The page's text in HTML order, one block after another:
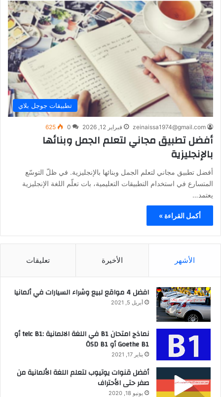
تطبيقات جوجل بلاي
zeinaissa1974@gmail.com فبراير 12, 2026 0
625
أفضل تطبيق مجاني لتعلم الجمل وبنائها
بالإنجليزية
أفضل تطبيق مجاني لتعلم الجمل وبنائها بالإنجليزية. في ظلّ التوسّع
المتسارع في استخدام التطبيقات التعليمية، بات تعلّم اللغة الإنجليزية
يعتمد…
أكمل القراءة »
الأشهر الأخيرة تعليقات
افضل 4 مواقع لبيع وشراء السيارات في ألمانيا
أبريل 5, 2021
نماذج امتحان B1 في اللغة الالمانية :telc B1 أو
Goethe B1 أو ÖSD B1
يناير 17, 2021
أفضل قنوات يوتيوب لتعلم اللغة الألمانية من
صفر حتى الأحتراف
يونيو 18, 2020